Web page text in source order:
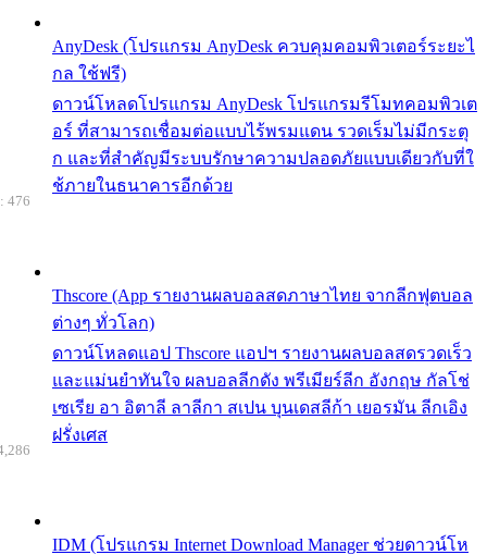
AnyDesk (โปรแกรม AnyDesk ควบคุมคอมพิวเตอร์ระยะไ
กล ใช้ฟรี)
ดาวน์โหลดโปรแกรม AnyDesk โปรแกรมรีโมทคอมพิวเต
อร์ ที่สามารถเชื่อมต่อแบบไร้พรมแดน รวดเร็มไม่มีกระตุ
ก และที่สำคัญมีระบบรักษาความปลอดภัยแบบเดียวกับที่ใ
ช้ภายในธนาคารอีกด้วย
Thscore (App รายงานผลบอลสดภาษาไทย จากลีกฟุตบอล
ต่างๆ ทั่วโลก)
ดาวน์โหลดแอป Thscore แอปฯ รายงานผลบอลสดรวดเร็ว
และแม่นยำทันใจ ผลบอลลีกดัง พรีเมียร์ลีก อังกฤษ กัลโช่
เซเรีย อา อิตาลี ลาลีกา สเปน บุนเดสลีก้า เยอรมัน ลีกเอิง
ฝรั่งเศส
476
IDM (โปรแกรม Internet Download Manager ช่วยดาวน์โห